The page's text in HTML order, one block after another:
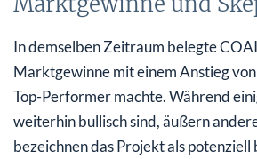
In demselben Zeitraum belegte
Marktgewinne mit einem Anstieg von
Top-Performer machte. Während
weiterhin bullisch sind, äußern
bezeichnen das Projekt als